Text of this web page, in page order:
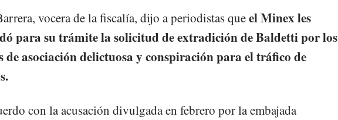
vocera de la fiscalía, dijo a periodistas queel Minex les
para su trámite la solicitud de extradición de Baldetti por los
de asociación delictuosa y conspiración para el tráfico de
con la acusación divulgada en febrero por la embajada